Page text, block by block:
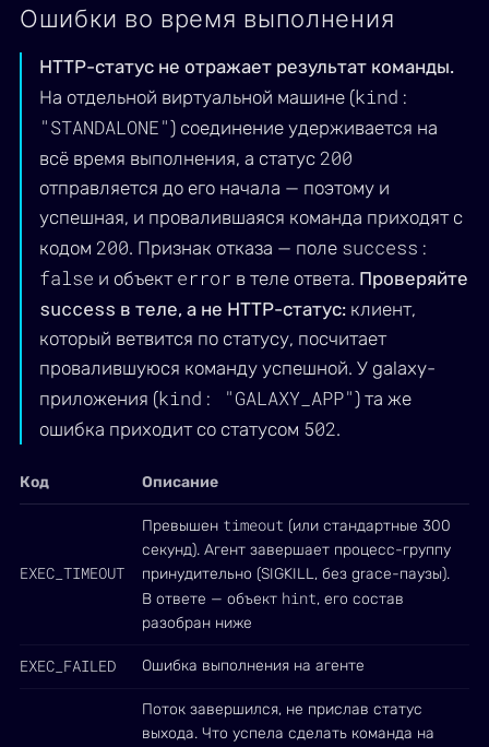
Ошибки во время выполнения
HTTP-статус не отражает результат команды.
На отдельной виртуальной машине (kind:
"STANDALONE") соединение удерживается на
всё время выполнения, а статус 200
отправляется до его начала — поэтому и
успешная, и провалившаяся команда приходят с
кодом 200. Признак отказа — поле success:
false и объект error в теле ответа. Проверяйте
success в теле, а не HTTP-статус: клиент,
который ветвится по статусу, посчитает
провалившуюся команду успешной. У galaxy-
приложения (kind: "GALAXY_APP") та же
ошибка приходит со статусом 502.
Код Описание
EXEC_TIMEOUT
Превышен timeout (или стандартные 300
секунд). Агент завершает процесс-группу
принудительно (SIGKILL, без grace-паузы).
В ответе — объект hint, его состав
разобран ниже
EXEC_FAILED Ошибка выполнения на агенте
Поток завершился, не прислав статус
выхода. Что успела сделать команда на